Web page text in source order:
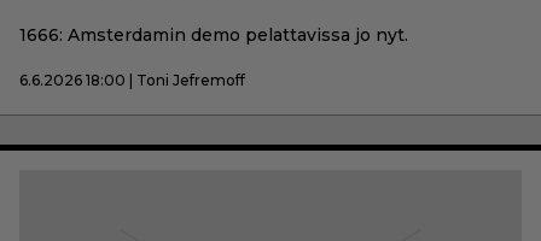
1666: Amsterdamin demo pelattavissa jo nyt.
6.6.2026 18:00 | Toni Jefremoff